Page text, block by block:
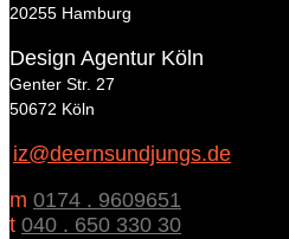
20255 Hamburg
Design Agentur Köln
Genter Str. 27
50672 Köln
iz@deernsundjungs.de
m 0174 . 9609651
t 040 . 650 330 30